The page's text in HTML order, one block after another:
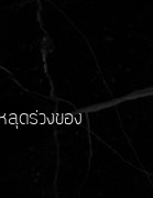
ลุดร่วงของ